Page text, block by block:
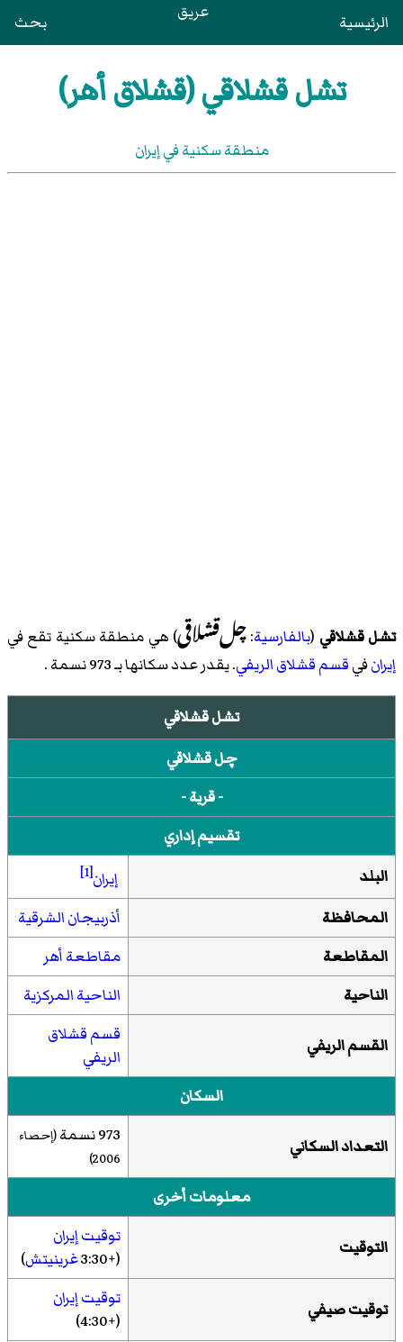
الرئيسية عريق بحث
تشل قشلاقي (قشلاق أهر)
منطقة سكنية في إيران
تشل قشلاقي (بالفارسية:چل‌قشلاقی) هي منطقة سكنية تقع في
إيرانفيقسم قشلاق الریفي. يقدر عدد سكانها بـ 973 نسمة .
تشل قشلاقي
چل قشلاقي
- قرية -
تقسيم إداري
البلد
إيران[1]
المحافظة
أذربيجان الشرقية
المقاطعة
مقاطعة أهر
الناحية
الناحية المركزية
القسم الريفي
قسم قشلاق
الریفي
السكان
التعداد السكاني 973 نسمة
(إحصاء
2006)
معلومات أخرى
التوقيت
توقيت إيران
(+3:30
غرينيتش)
توقيت صيفي
توقيت إيران
(+4:30)